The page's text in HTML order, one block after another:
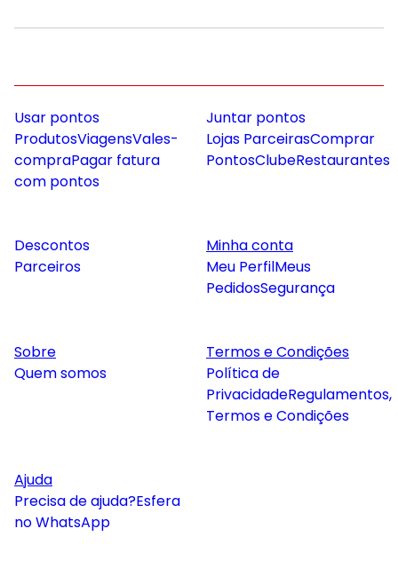
Usar pontos
ProdutosViagensVales-
compraPagar fatura
com pontos
Juntar pontos
Lojas ParceirasComprar
PontosClubeRestaurantes
Descontos
Parceiros
Minha conta
Meu PerfilMeus
PedidosSegurança
Sobre
Quem somos
Termos e Condições
Política de
PrivacidadeRegulamentos,
Termos e Condições
Ajuda
Precisa de ajuda?Esfera
no WhatsApp